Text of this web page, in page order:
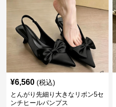
¥6,560 (税込)
とんがり先細り大きなリボン5セ
ンチヒールパンプス